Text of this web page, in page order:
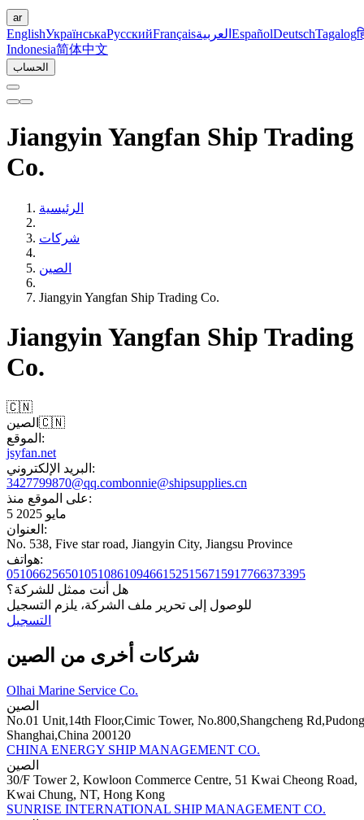
ar
EnglishУкраїнськаРусскийFrançaisالعربية EspañolDeutschTagalog
Indonesia简体中文
الحساب
Jiangyin Yangfan Ship Trading
Co.
الرئيسية
شركات
الصين
Jiangyin Yangfan Ship Trading Co.
Jiangyin Yangfan Ship Trading
Co.
🇨🇳
الصين 🇨🇳
الموقع:
jsyfan.net
البريد الإلكتروني:
3427799870@qq.combonnie@shipsupplies.cn
على الموقع منذ:
5 مايو 2025
العنوان:
No. 538, Five star road, Jiangyin City, Jiangsu Province
هواتف:
0510662565010510861094661525156715917766373395
هل أنت ممثل للشركة؟
للوصول إلى تحرير ملف الشركة، يلزم التسجيل
التسجيل
شركات أخرى من الصين
Olhai Marine Service Co.
الصين
No.01 Unit,14th Floor,Cimic Tower, No.800,Shangcheng
Shanghai,China 200120
CHINA ENERGY SHIP MANAGEMENT CO.
الصين
30/F Tower 2, Kowloon Commerce Centre, 51 Kwai Cheong Road,
Kwai Chung, NT, Hong Kong
SUNRISE INTERNATIONAL SHIP MANAGEMENT CO.